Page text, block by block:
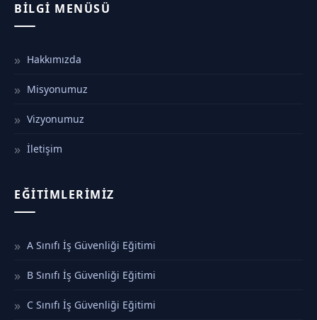
BILGI MENÜSÜ
Hakkımızda
Misyonumuz
Vizyonumuz
İletişim
EĞITIMLERIMIZ
A Sınıfı İş Güvenliği Eğitimi
B Sınıfı İş Güvenliği Eğitimi
C Sınıfı İş Güvenliği Eğitimi